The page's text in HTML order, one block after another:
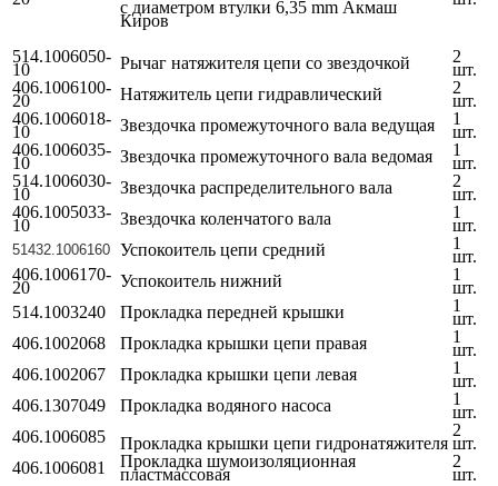
с диаметром втулки 6,35 mm Акмаш
Киров
514.1006050-
10 Рычаг натяжителя цепи со звездочкой 2
шт.
406.1006100-
20 Натяжитель цепи гидравлический 2
шт.
406.1006018-
10 Звездочка промежуточного вала ведущая 1
шт.
406.1006035-
10 Звездочка промежуточного вала ведомая 1
шт.
514.1006030-
10 Звездочка распределительного вала 2
шт.
406.1005033-
10 Звездочка коленчатого вала 1
шт.
51432.1006160 Успокоитель цепи средний 1
шт.
406.1006170-
20 Успокоитель нижний 1
шт.
514.1003240
Прокладка передней крышки 1
шт.
406.1002068
Прокладка крышки цепи правая 1
шт.
406.1002067
Прокладка крышки цепи левая 1
шт.
406.1307049
Прокладка водяного насоса 1
шт.
406.1006085
Прокладка крышки цепи гидронатяжителя
2
шт.
406.1006081
Прокладка шумоизоляционная
пластмассовая
2
шт.